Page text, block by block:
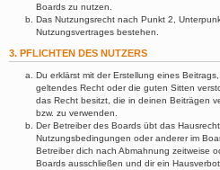
Boards zu nutzen.
Das Nutzungsrecht nach Punkt 2,
Nutzungsvertrages bestehen.
3. PFLICHTEN DES NUTZERS
Du erklärst mit der Erstellung eines
geltendes Recht oder die guten Sitten
das Recht besitzt, die in deinen Beiträgen
bzw. zu verwenden.
Der Betreiber des Boards übt das
Nutzungsbedingungen oder anderer im
Betreiber dich nach Abmahnung zeitweise
Boards ausschließen und dir ein Hausverbot